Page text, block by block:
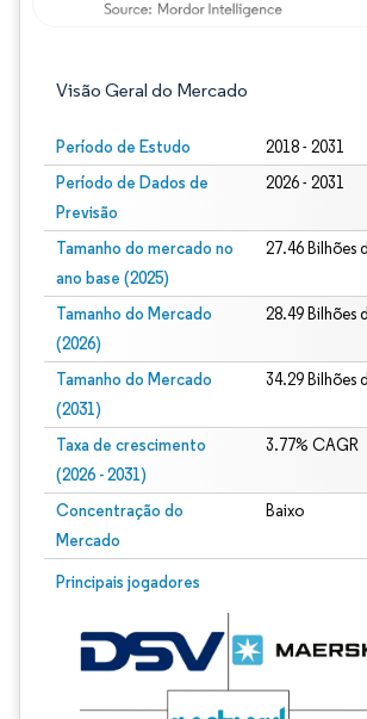
Visão Geral do Mercado
Período de Estudo 2018 - 2031
Período de Dados de
Previsão
2026 - 2031
Tamanho do mercado no
ano base (2025)
27.46 Bilhões
Tamanho do Mercado
(2026)
28.49 Bilhões
Tamanho do Mercado
(2031)
34.29 Bilhões
Taxa de crescimento
(2026 - 2031)
3.77% CAGR
Concentração do
Mercado
Baixo
Principais jogadores
Imagem © Mordor Intelligence. O reuso requer